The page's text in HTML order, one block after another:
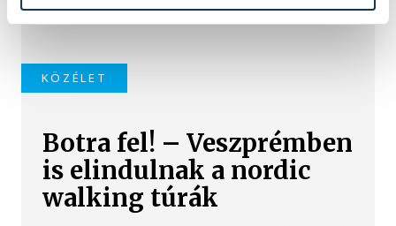
is.
KÖZÉLET
Botra fel! – Veszprémben
is elindulnak a nordic
walking túrák